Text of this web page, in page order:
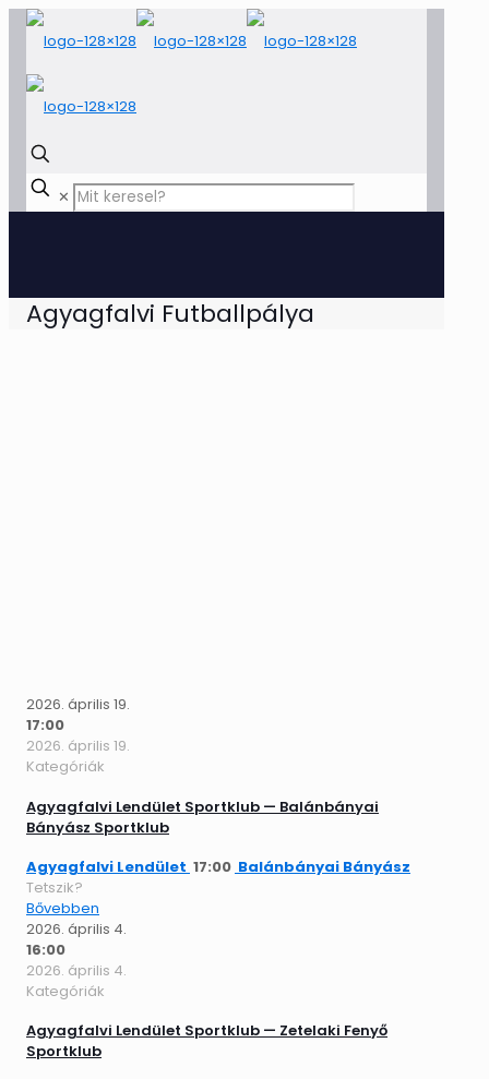
✕
Agyagfalvi Futballpálya
2026. április 19.
17:00
2026. április 19.
Kategóriák
Agyagfalvi Lendület Sportklub — Balánbányai
Bányász Sportklub
Agyagfalvi Lendület 17:00 Balánbányai Bányász
Tetszik?
Bővebben
2026. április 4.
16:00
2026. április 4.
Kategóriák
Agyagfalvi Lendület Sportklub — Zetelaki Fenyő
Sportklub